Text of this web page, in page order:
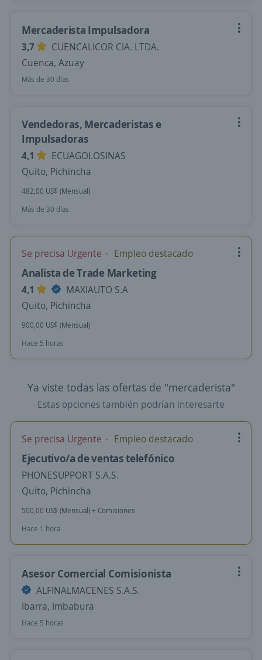
Mercaderista Impulsadora
3,7
CUENCALICOR CIA. LTDA.
Cuenca, Azuay
Más de 30 días
Vendedoras, Mercaderistas e
Impulsadoras
4,1
ECUAGOLOSINAS
Quito, Pichincha
482,00 US$ (Mensual)
Más de 30 días
Se precisa Urgente Empleo destacado
Analista de Trade Marketing
4,1
MAXIAUTO S.A
Quito, Pichincha
900,00 US$ (Mensual)
Hace 5 horas
Ya viste todas las ofertas de "mercaderista"
Estas opciones también podrían interesarte
Se precisa Urgente Empleo destacado
Ejecutivo/a de ventas telefónico
PHONESUPPORT S.A.S.
Quito, Pichincha
500,00 US$ (Mensual) + Comisiones
Hace 1 hora
Asesor Comercial Comisionista
ALFINALMACENES S.A.S.
Ibarra, Imbabura
Hace 5 horas